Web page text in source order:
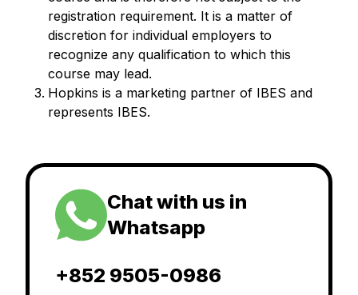
registration requirement. It is a matter of
discretion for individual employers to
recognize any qualification to which this
course may lead.
Hopkins is a marketing partner of IBES and
represents IBES.
Chat with us in
Whatsapp
+852 9505-0986